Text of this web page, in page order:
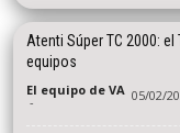
Atenti Súper TC 2000:
equipos
El equipo de VA
- 05/02/